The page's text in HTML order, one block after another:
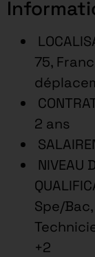
75,
2 ans
NIVEAU
Spe/Bac,
+2